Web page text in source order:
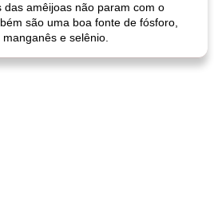
das amêijoas não param com o
são uma boa fonte de fósforo,
e selênio.